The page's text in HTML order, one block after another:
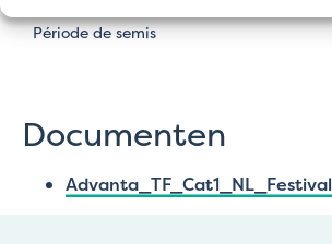
Période de semis
Documenten
Advanta_TF_Cat1_NL_Festival